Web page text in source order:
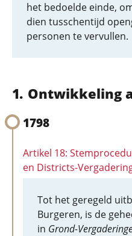
het bedoelde einde,
dien tusschentijd
personen te vervullen.
Ontwikkeling
1798
Artikel 18:
en Districts-
Tot het geregeld
Burgeren, is de
in Grond-